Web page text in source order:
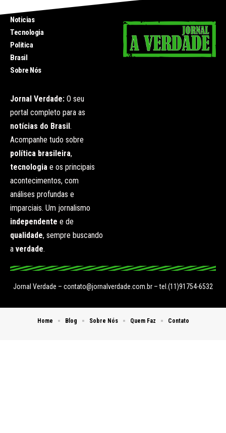
Noticias
Tecnologia
Politica
Brasil
Sobre Nós
Jornal Verdade: O seu
portal completo para as
notícias do Brasil .
Acompanhe tudo sobre
política brasileira,
tecnologia e os principais
acontecimentos, com
análises profundas e
imparciais. Um jornalismo
independente e de
qualidade, sempre buscando
a verdade.
Jornal Verdade – contato@jornalverdade.com.br – tel.(11)91754-6532
Home Blog Sobre Nós Quem Faz Contato